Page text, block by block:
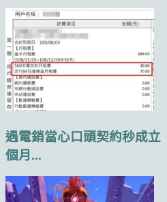
遇電銷當心口頭契約秒成
個月...